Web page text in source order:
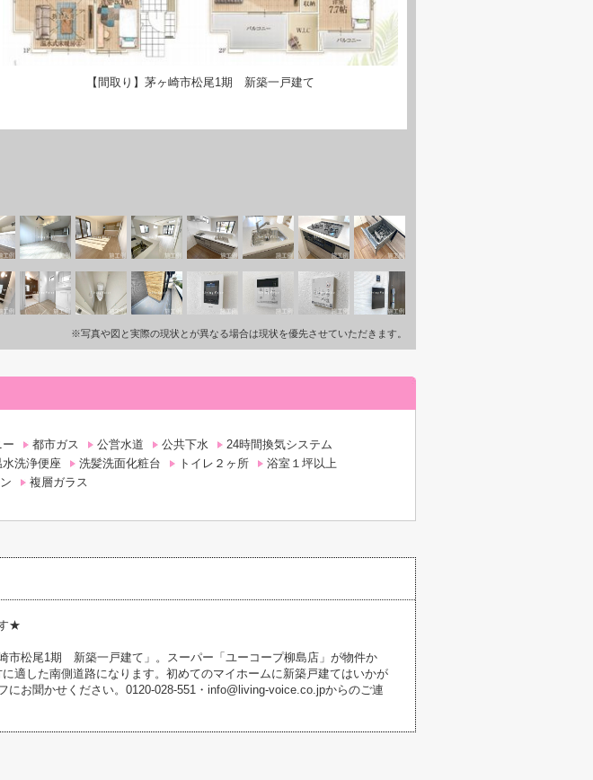
【間取り】茅ヶ崎市松尾1期 新築一戸建て
※写真や図と実際の現状とが異なる場合は現状を優先させていただきます。
都市ガス 公営水道 公共下水
24時間換気システム
水洗浄便座 洗髪洗面化粧台 トイレ２ヶ所
浴室１坪以上
複層ガラス
★
市松尾1期 新築一戸建て」。スーパー「ユーコープ柳島店」が物件か
適した南側道路になります。初めてのマイホームに新築戸建てはいかが
お聞かせください。0120-028-551・info@living-voice.co.jpからのご連